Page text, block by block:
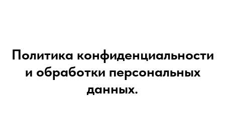
Политика конфиденциальности
и обработки персональных
данных.